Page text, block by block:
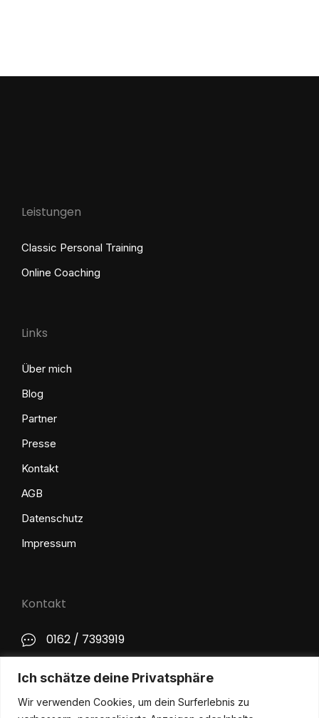
Ich schätze deine Privatsphäre
Wir verwenden Cookies, um dein Surferlebnis zu
Leistungen
Classic Personal Training
Online Coaching
Links
Über mich
Blog
Partner
Presse
Kontakt
AGB
Datenschutz
Impressum
Kontakt
0162 / 7393919
Social Media